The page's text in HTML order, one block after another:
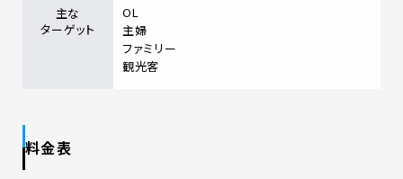
主な
ターゲット
OL
主婦
ファミリー
観光客
料金表